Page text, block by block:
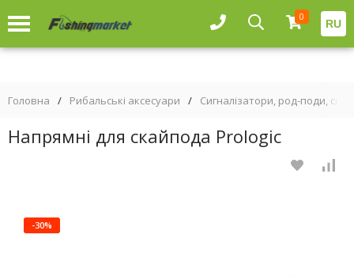
0
RU
Головна / Рибальські аксесуари / Сигналізатори, род-поди,
Напрямні для скайпода Prologic
-30%